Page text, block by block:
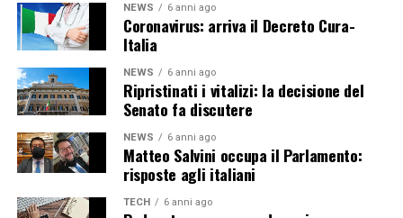
NEWS 6 anni ago
Coronavirus: arriva il Decreto Cura-
Italia
NEWS 6 anni ago
Ripristinati i vitalizi: la decisione del
Senato fa discutere
NEWS 6 anni ago
Matteo Salvini occupa il Parlamento:
risposte agli italiani
TECH 6 anni ago